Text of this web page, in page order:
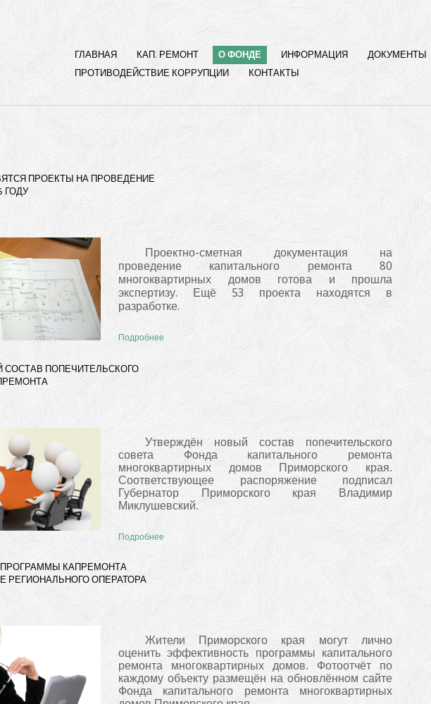
ГЛАВНАЯ КАП. РЕМОНТ О ФОНДЕ ИНФОРМАЦИЯ ДОКУМЕНТЫ
ПРОТИВОДЕЙСТВИЕ КОРРУПЦИИ
КОНТАКТЫ
ПРОЕКТЫ НА ПРОВЕДЕНИЕ
ГОДУ
Проектно-сметная документация на
проведение капитального ремонта 80
многоквартирных домов готова и прошла
экспертизу. Ещё 53 проекта находятся в
разработке.
Подробнее
ПОПЕЧИТЕЛЬСКОГО
Утверждён новый состав попечительского
совета Фонда капитального ремонта
многоквартирных домов Приморского края.
Соответствующее распоряжение подписал
Губернатор Приморского края Владимир
Миклушевский.
Подробнее
КАПРЕМОНТА
РЕГИОНАЛЬНОГО ОПЕРАТОРА
Жители Приморского края могут лично
оценить эффективность программы капитального
ремонта многоквартирных домов. Фотоотчёт по
каждому объекту размещён на обновлённом сайте
Фонда капитального ремонта многоквартирных